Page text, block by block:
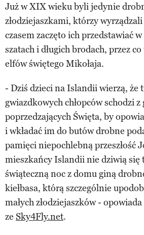
Już w XIX wieku byli jedynie
złodziejaszkami, którzy
czasem zaczęto ich przedstawiać
szatach i długich brodach, przez
elfów świętego Mikołaja.
- Dziś dzieci na Islandii wierzą, że
gwiazdkowych chłopców schodzi
poprzedzających Święta, by
i wkładać im do butów drobne
pamięci niepochlebną przeszłość
mieszkańcy Islandii nie dziwią się
świąteczną noc z domu giną
kiełbasa, którą szczególnie
małych złodziejaszków -
ze Sky4Fly.net.